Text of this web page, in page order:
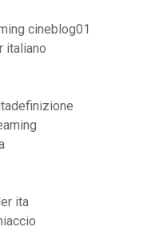
cineblog01
italiano
ita